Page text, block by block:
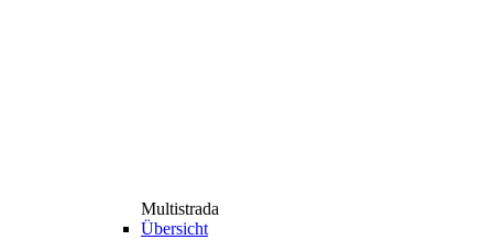
Multistrada
Übersicht